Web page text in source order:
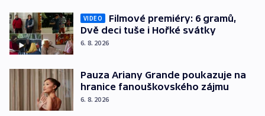
VIDEO
Filmové premiéry: 6 gramů,
Dvě deci tuše i Hořké svátky
6. 8. 2026
Pauza Ariany Grande poukazuje na
hranice fanouškovského zájmu
6. 8. 2026